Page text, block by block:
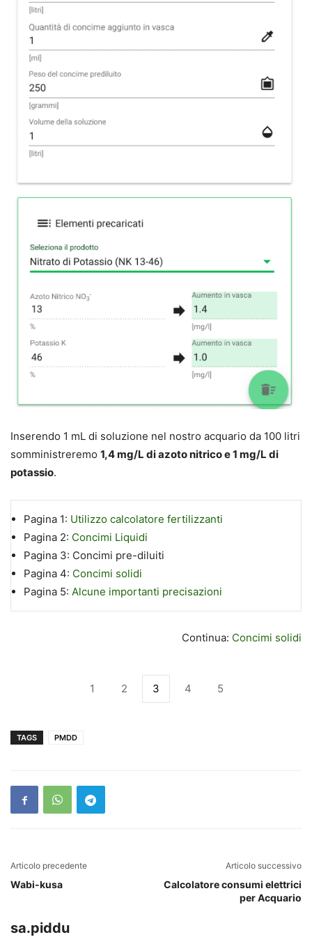
Inserendo 1 mL di soluzione nel nostro acquario da 100 litri
somministreremo 1,4 mg/L di azoto nitrico e 1 mg/L di
potassio.
Pagina 1: Utilizzo calcolatore fertilizzanti
Pagina 2: Concimi Liquidi
Pagina 3: Concimi pre-diluiti
Pagina 4: Concimi solidi
Pagina 5: Alcune importanti precisazioni
Continua: Concimi solidi
1 2 3 4 5
TAGS PMDD
Articolo precedente
Wabi-kusa
Articolo successivo
Calcolatore consumi elettrici
per Acquario
sa.piddu